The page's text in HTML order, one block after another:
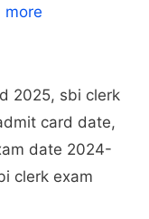
more
2025, sbi clerk
card date,
date 2024-
clerk exam